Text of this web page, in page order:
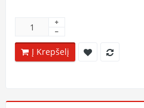
Į Krepšelį